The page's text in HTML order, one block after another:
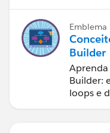
Emblema
Builder
Builder:
loops e